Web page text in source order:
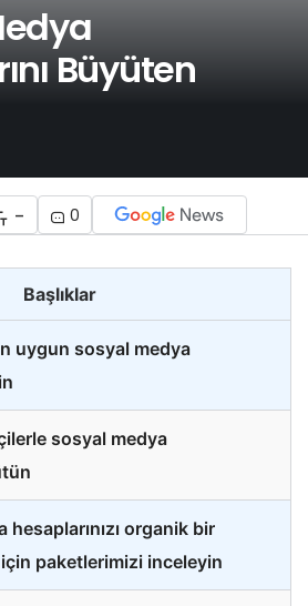
Büyüten
- 0
Başlıklar
uygun sosyal medya
sosyal medya
hesaplarınızı organik bir
paketlerimizi inceleyin